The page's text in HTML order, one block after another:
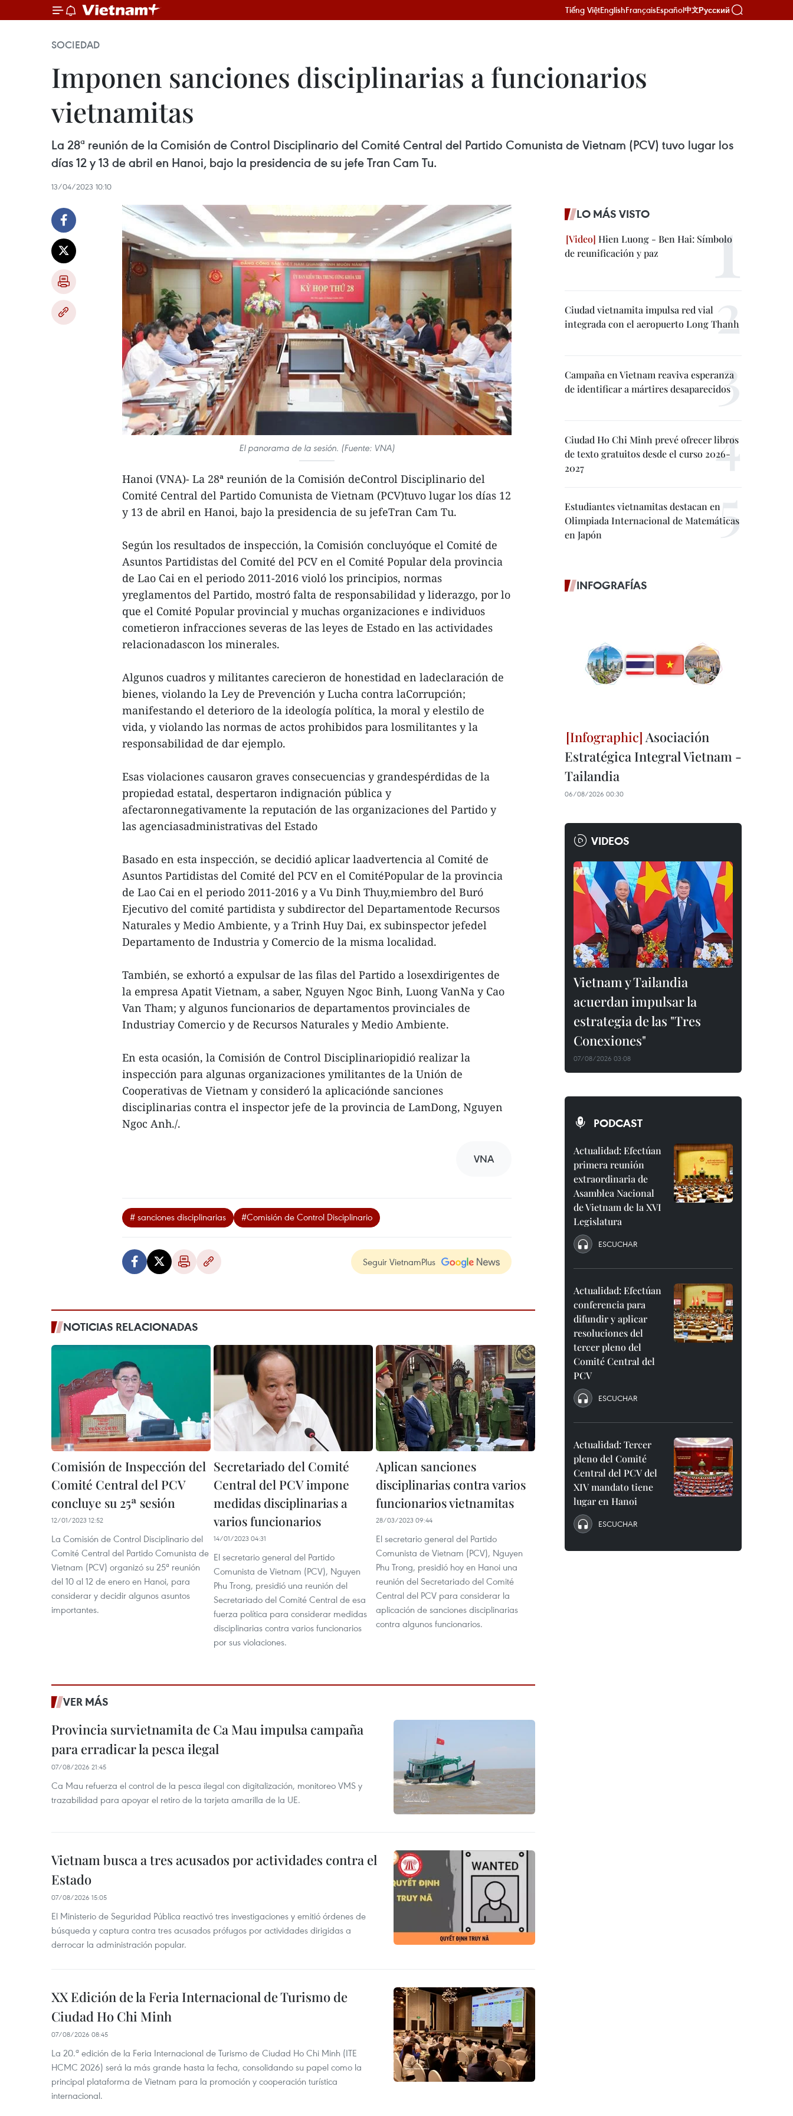
Tiếng ViệtEnglishFrançaisEspañol中文Русский
SOCIEDAD
Imponen sanciones disciplinarias a funcionarios
vietnamitas
La 28ª reunión de la Comisión de Control Disciplinario del Comité Central del Partido Comunista de Vietnam (PCV) tuvo lugar los
días 12 y 13 de abril en Hanoi, bajo la presidencia de su jefe Tran Cam Tu.
13/04/2023 10:10
El panorama de la sesión. (Fuente: VNA)
Hanoi (VNA)- La 28ª reunión de la Comisión deControl Disciplinario del
Comité Central del Partido Comunista de Vietnam (PCV)tuvo lugar los días 12
y 13 de abril en Hanoi, bajo la presidencia de su jefeTran Cam Tu.
Según los resultados de inspección, la Comisión concluyóque el Comité de
Asuntos Partidistas del Comité del PCV en el Comité Popular dela provincia
de Lao Cai en el periodo 2011-2016 violó los principios, normas
yreglamentos del Partido, mostró falta de responsabilidad y liderazgo, por lo
que el Comité Popular provincial y muchas organizaciones e individuos
cometieron infracciones severas de las leyes de Estado en las actividades
relacionadascon los minerales.
Algunos cuadros y militantes carecieron de honestidad en ladeclaración de
bienes, violando la Ley de Prevención y Lucha contra laCorrupción;
manifestando el deterioro de la ideología política, la moral y elestilo de
vida, y violando las normas de actos prohibidos para losmilitantes y la
responsabilidad de dar ejemplo.
Esas violaciones causaron graves consecuencias y grandespérdidas de la
propiedad estatal, despertaron indignación pública y
afectaronnegativamente la reputación de las organizaciones del Partido y
las agenciasadministrativas del Estado
Basado en esta inspección, se decidió aplicar laadvertencia al Comité de
Asuntos Partidistas del Comité del PCV en el ComitéPopular de la provincia
de Lao Cai en el periodo 2011-2016 y a Vu Dinh Thuy,miembro del Buró
Ejecutivo del comité partidista y subdirector del Departamentode Recursos
Naturales y Medio Ambiente, y a Trinh Huy Dai, ex subinspector jefedel
Departamento de Industria y Comercio de la misma localidad.
También, se exhortó a expulsar de las filas del Partido a losexdirigentes de
la empresa Apatit Vietnam, a saber, Nguyen Ngoc Binh, Luong VanNa y Cao
Van Tham; y algunos funcionarios de departamentos provinciales de
Industriay Comercio y de Recursos Naturales y Medio Ambiente.
En esta ocasión, la Comisión de Control Disciplinariopidió realizar la
inspección para algunas organizaciones ymilitantes de la Unión de
Cooperativas de Vietnam y consideró la aplicaciónde sanciones
disciplinarias contra el inspector jefe de la provincia de LamDong, Nguyen
Ngoc Anh./.
VNA
# sanciones disciplinarias #Comisión de Control Disciplinario
Seguir VietnamPlus
NOTICIAS RELACIONADAS
Comisión de Inspección del
Comité Central del PCV
concluye su 25ª sesión
12/01/2023 12:52
La Comisión de Control Disciplinario del
Comité Central del Partido Comunista de
Vietnam (PCV) organizó su 25ª reunión
del 10 al 12 de enero en Hanoi, para
considerar y decidir algunos asuntos
importantes.
Secretariado del Comité
Central del PCV impone
medidas disciplinarias a
varios funcionarios
14/01/2023 04:31
El secretario general del Partido
Comunista de Vietnam (PCV), Nguyen
Phu Trong, presidió una reunión del
Secretariado del Comité Central de esa
fuerza política para considerar medidas
disciplinarias contra varios funcionarios
por sus violaciones.
Aplican sanciones
disciplinarias contra varios
funcionarios vietnamitas
28/03/2023 09:44
El secretario general del Partido
Comunista de Vietnam (PCV), Nguyen
Phu Trong, presidió hoy en Hanoi una
reunión del Secretariado del Comité
Central del PCV para considerar la
aplicación de sanciones disciplinarias
contra algunos funcionarios.
VER MÁS
Provincia survietnamita de Ca Mau impulsa campaña
para erradicar la pesca ilegal
07/08/2026 21:45
Ca Mau refuerza el control de la pesca ilegal con digitalización, monitoreo VMS y
trazabilidad para apoyar el retiro de la tarjeta amarilla de la UE.
Vietnam busca a tres acusados por actividades contra el
Estado
07/08/2026 15:05
El Ministerio de Seguridad Pública reactivó tres investigaciones y emitió órdenes de
búsqueda y captura contra tres acusados prófugos por actividades dirigidas a
derrocar la administración popular.
XX Edición de la Feria Internacional de Turismo de
Ciudad Ho Chi Minh
07/08/2026 08:45
La 20.ª edición de la Feria Internacional de Turismo de Ciudad Ho Chi Minh (ITE
HCMC 2026) será la más grande hasta la fecha, consolidando su papel como la
principal plataforma de Vietnam para la promoción y cooperación turística
internacional.
LO MÁS VISTO
Hien Luong - Ben Hai: Símbolo
de reunificación y paz
Ciudad vietnamita impulsa red vial
integrada con el aeropuerto Long Thanh
Campaña en Vietnam reaviva esperanza
de identificar a mártires desaparecidos
Ciudad Ho Chi Minh prevé ofrecer libros
de texto gratuitos desde el curso 2026-
2027
Estudiantes vietnamitas destacan en
Olimpiada Internacional de Matemáticas
en Japón
INFOGRAFÍAS
Asociación
Estratégica Integral Vietnam -
Tailandia
06/08/2026 00:30
VIDEOS
Vietnam y Tailandia
acuerdan impulsar la
estrategia de las "Tres
Conexiones"
07/08/2026 03:08
PODCAST
Actualidad: Efectúan
primera reunión
extraordinaria de
Asamblea Nacional
de Vietnam de la XVI
Legislatura
ESCUCHAR
Actualidad: Efectúan
conferencia para
difundir y aplicar
resoluciones del
tercer pleno del
Comité Central del
PCV
ESCUCHAR
Actualidad: Tercer
pleno del Comité
Central del PCV del
XIV mandato tiene
lugar en Hanoi
ESCUCHAR